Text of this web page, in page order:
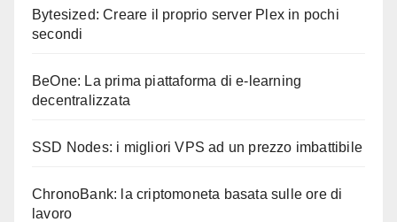
Bytesized: Creare il proprio server Plex in pochi
secondi
BeOne: La prima piattaforma di e-learning
decentralizzata
SSD Nodes: i migliori VPS ad un prezzo imbattibile
ChronoBank: la criptomoneta basata sulle ore di
lavoro